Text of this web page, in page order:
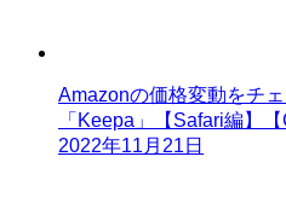
Amazonの価格変動をチ
「Keepa」【Safari編】【
2022年11月21日